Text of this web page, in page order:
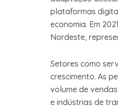
plataformas
economia. Em
Nordeste,
Setores como
crescimento. As
volume de
e indústrias de